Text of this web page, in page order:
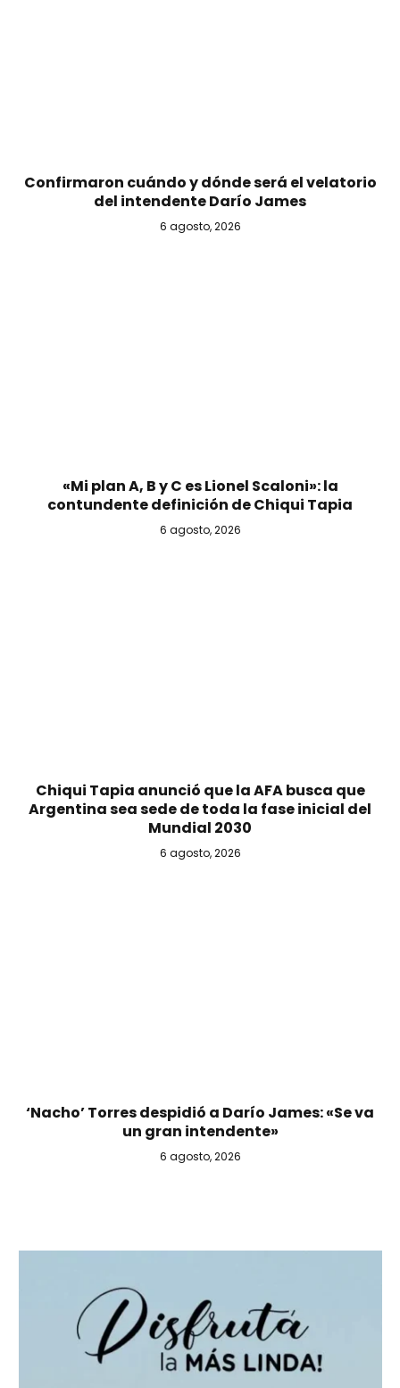
Confirmaron cuándo y dónde será el velatorio
del intendente Darío James
6 agosto, 2026
«Mi plan A, B y C es Lionel Scaloni»: la
contundente definición de Chiqui Tapia
6 agosto, 2026
Chiqui Tapia anunció que la AFA busca que
Argentina sea sede de toda la fase inicial del
Mundial 2030
6 agosto, 2026
‘Nacho’ Torres despidió a Darío James: «Se va
un gran intendente»
6 agosto, 2026